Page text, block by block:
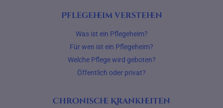
Pflegeheim verstehen
Was ist ein Pflegeheim?
Für wen ist ein Pflegeheim?
Welche Pflege wird geboten?
Öffentlich oder privat?
Chronische Krankheiten